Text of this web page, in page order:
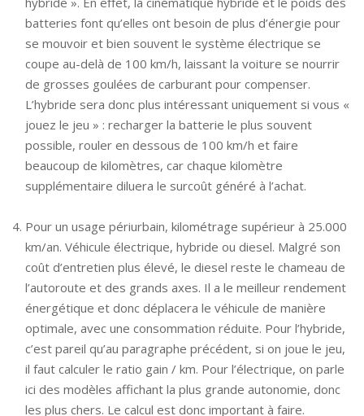
batteries font qu’elles ont besoin de plus d’énergie pour
se mouvoir et bien souvent le système électrique se
coupe au-delà de 100 km/h, laissant la voiture se nourrir
de grosses goulées de carburant pour compenser.
L’hybride sera donc plus intéressant uniquement si vous «
jouez le jeu » : recharger la batterie le plus souvent
possible, rouler en dessous de 100 km/h et faire
beaucoup de kilomètres, car chaque kilomètre
supplémentaire diluera le surcoût généré à l’achat.
Pour un usage périurbain, kilométrage supérieur à 25.000
km/an. Véhicule électrique, hybride ou diesel. Malgré son
coût d’entretien plus élevé, le diesel reste le chameau de
l’autoroute et des grands axes. Il a le meilleur rendement
énergétique et donc déplacera le véhicule de manière
optimale, avec une consommation réduite. Pour l’hybride,
c’est pareil qu’au paragraphe précédent, si on joue le jeu,
il faut calculer le ratio gain / km. Pour l’électrique, on parle
ici des modèles affichant la plus grande autonomie, donc
les plus chers. Le calcul est donc important à faire.